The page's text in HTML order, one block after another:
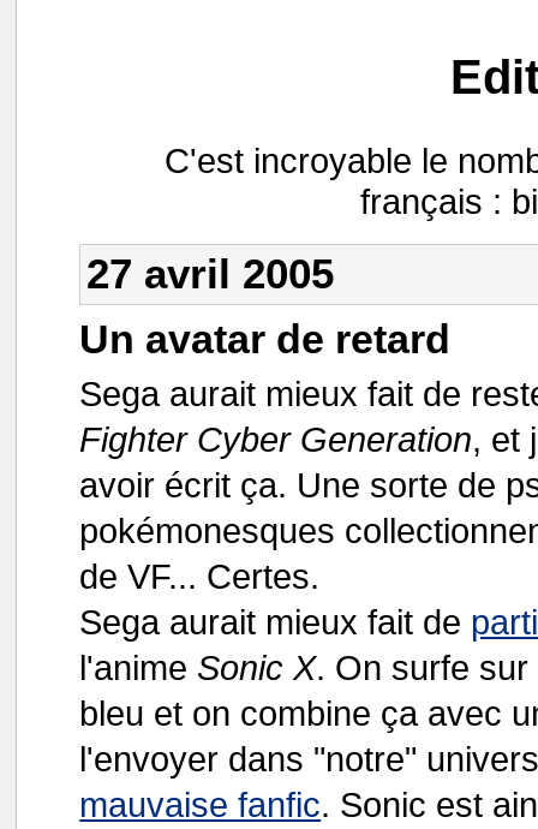
C'est incroyable le
français :
27 avril 2005
Un avatar de retard
Sega aurait mieux fait de
Fighter Cyber Generation, et
avoir écrit ça. Une sorte de
pokémonesques
de VF... Certes.
Sega aurait mieux fait de
l'anime Sonic X. On surfe
bleu et on combine ça avec
l'envoyer dans "notre"
mauvaise fanfic. Sonic est